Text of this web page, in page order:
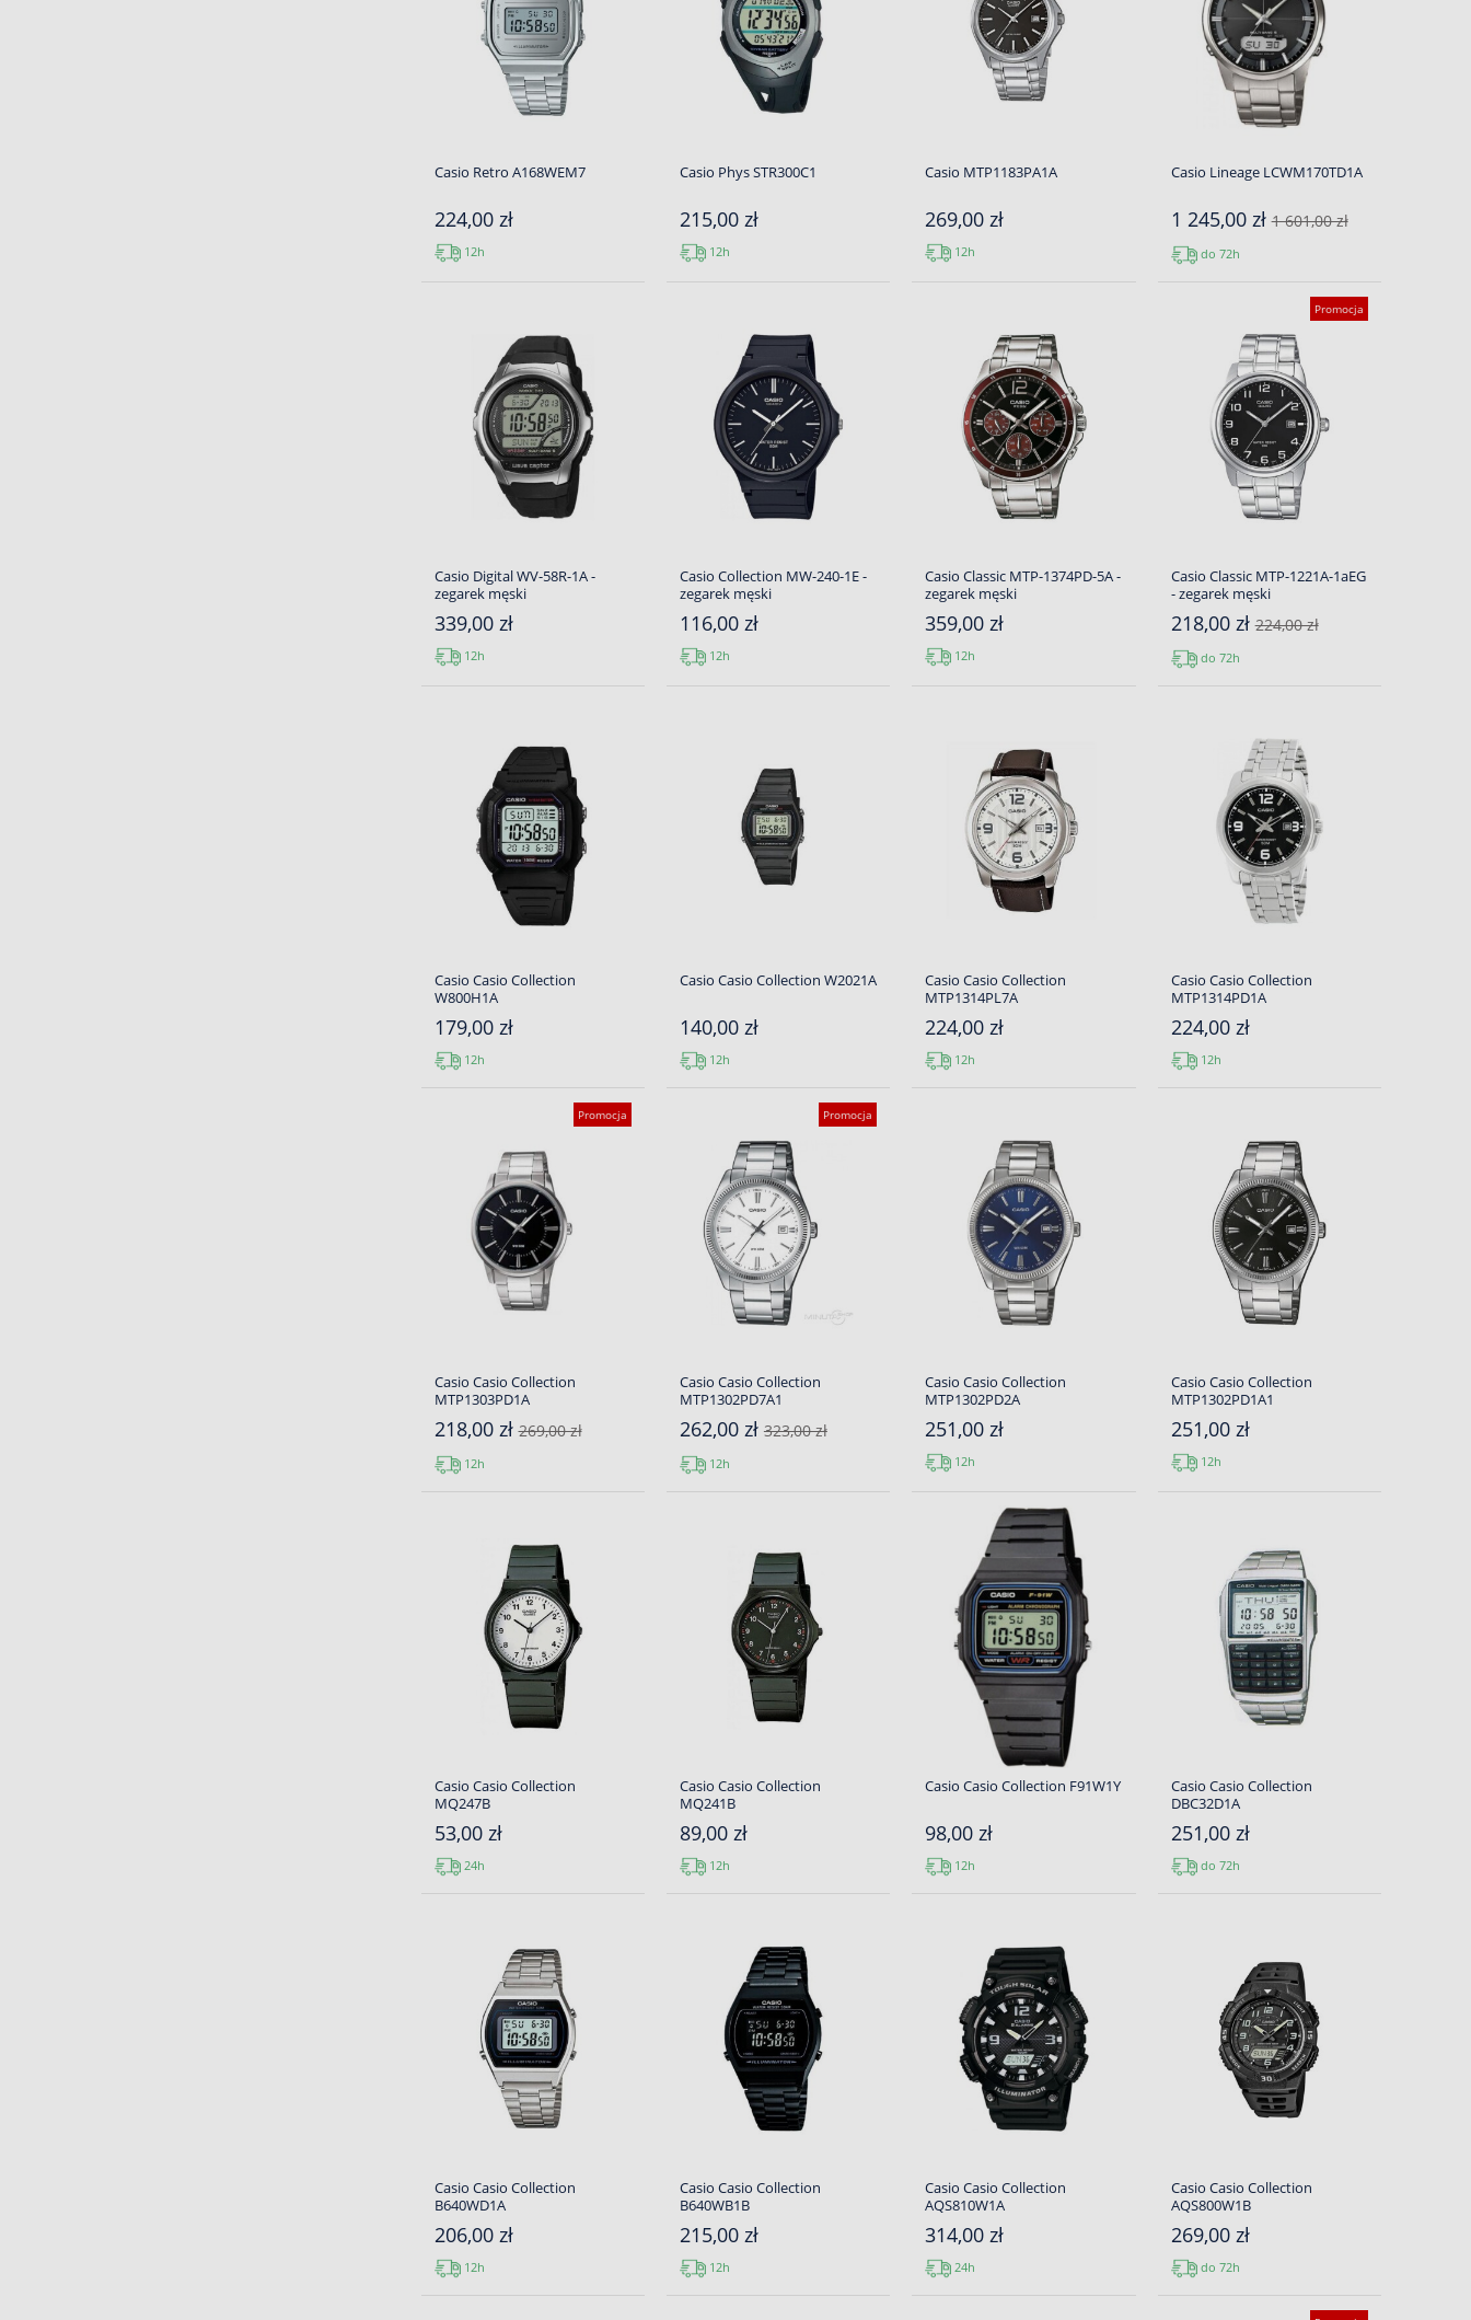
Casio Retro A168WEM7
224,00 zł
12h
Casio Phys STR300C1
215,00 zł
12h
Casio MTP1183PA1A
269,00 zł
12h
Casio Lineage LCWM170TD1A
1 245,00 zł1 601,00 zł
do 72h
Casio Digital WV-58R-1A -
zegarek męski
339,00 zł
12h
Casio Collection MW-240-1E -
zegarek męski
116,00 zł
12h
Casio Classic MTP-1374PD-5A -
zegarek męski
359,00 zł
12h
Promocja
Casio Classic MTP-1221A-1aEG
- zegarek męski
218,00 zł224,00 zł
do 72h
Casio Casio Collection
W800H1A
179,00 zł
12h
Casio Casio Collection W2021A
140,00 zł
12h
Casio Casio Collection
MTP1314PL7A
224,00 zł
12h
Casio Casio Collection
MTP1314PD1A
224,00 zł
12h
Promocja
Casio Casio Collection
MTP1303PD1A
218,00 zł269,00 zł
12h
Promocja
Casio Casio Collection
MTP1302PD7A1
262,00 zł 323,00 zł
12h
Casio Casio Collection
MTP1302PD2A
251,00 zł
12h
Casio Casio Collection
MTP1302PD1A1
251,00 zł
12h
Casio Casio Collection
MQ247B
53,00 zł
24h
Casio Casio Collection
MQ241B
89,00 zł
12h
Casio Casio Collection F91W1Y
98,00 zł
12h
Casio Casio Collection
DBC32D1A
251,00 zł
do 72h
Casio Casio Collection
B640WD1A
206,00 zł
12h
Casio Casio Collection
B640WB1B
215,00 zł
12h
Casio Casio Collection
AQS810W1A
314,00 zł
24h
Casio Casio Collection
AQS800W1B
269,00 zł
do 72h